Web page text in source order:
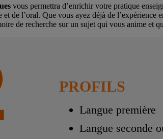
vous permettra d’enrichir votre pratique
de l’oral. Que vous ayez déjà de
de recherche sur un sujet qui vous anime et
PROFILS
Langue première
Langue seconde